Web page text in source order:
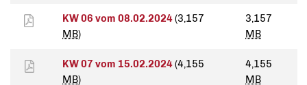
KW 06 vom 08.02.2024(3,157
MB)
3,157
MB
KW 07 vom 15.02.2024(4,155
MB)
4,155
MB